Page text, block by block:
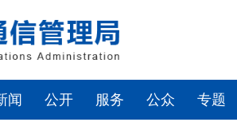
闻 公开 服务 公众 专题